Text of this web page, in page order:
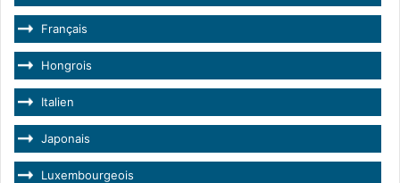
Français
Hongrois
Italien
Japonais
Luxembourgeois